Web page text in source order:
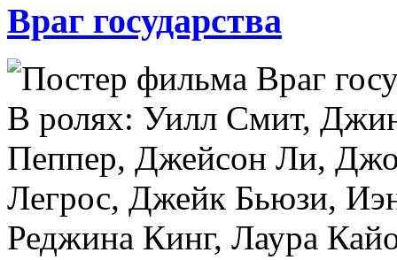
Враг государства
В ролях: Уилл Смит,
Пеппер, Джейсон Ли,
Легрос, Джейк Бьюзи,
Реджина Кинг, Лаура